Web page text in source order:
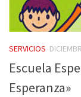
SERVICIOS
Escuela
Esperanza»